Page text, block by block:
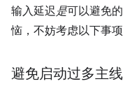
输入延迟是可以避免
恼，不妨考虑以下事项
避免启动过多主